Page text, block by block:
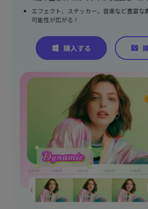
エフェクト、ステッカー、音楽など豊富な
可能性が広がる！